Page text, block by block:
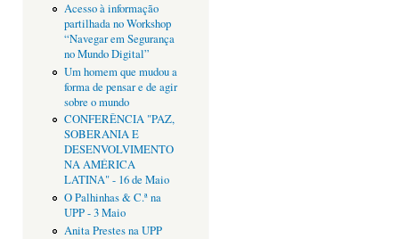
Acesso à informação
partilhada no Workshop
“Navegar em Segurança
no Mundo Digital”
Um homem que mudou a
forma de pensar e de agir
sobre o mundo
CONFERÊNCIA "PAZ,
SOBERANIA E
DESENVOLVIMENTO
NA AMÉRICA
LATINA" - 16 de Maio
O Palhinhas & C.ª na
UPP - 3 Maio
Anita Prestes na UPP